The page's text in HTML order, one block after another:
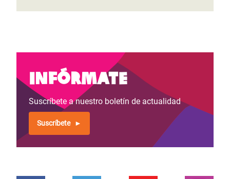
la
Infórmate
Suscríbete a nuestro boletín de actualidad
Suscríbete